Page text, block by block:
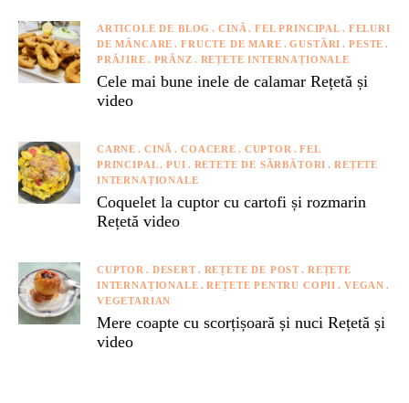
ARTICOLE DE BLOG CINĂ FEL PRINCIPAL
FELURI
DE MÂNCARE
FRUCTE DE MARE GUSTĂRI
PESTE
PRĂJIRE
PRÂNZ REȚETE INTERNAȚIONALE
Cele mai bune inele de calamar Rețetă și
video
CARNE CINĂ COACERE CUPTOR
FEL
PRINCIPAL
PUI RETETE DE SĂRBĂTORI
REȚETE
INTERNAȚIONALE
Coquelet la cuptor cu cartofi și rozmarin
Rețetă video
CUPTOR DESERT REȚETE DE POST
REȚETE
INTERNAȚIONALE
REȚETE PENTRU COPII
VEGAN
VEGETARIAN
Mere coapte cu scorțișoară și nuci Rețetă și
video